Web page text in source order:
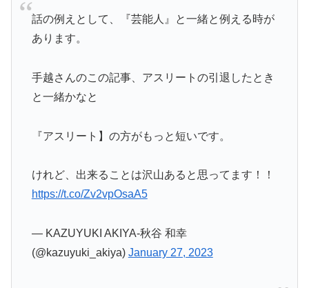
話の例えとして、『芸能人』と一緒と例える時が
あります。
手越さんのこの記事、アスリートの引退したとき
と一緒かなと
『アスリート】の方がもっと短いです。
けれど、出来ることは沢山あると思ってます！！
https://t.co/Zv2vpOsaA5
— KAZUYUKI AKIYA-秋谷 和幸
(@kazuyuki_akiya) January 27, 2023